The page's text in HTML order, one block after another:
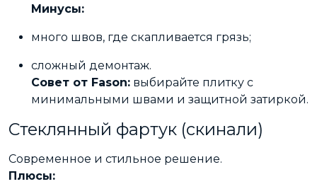
Минусы:
много швов, где скапливается грязь;
сложный демонтаж.
Совет от Fason: выбирайте плитку с
минимальными швами и защитной затиркой.
Стеклянный фартук (скинали)
Современное и стильное решение.
Плюсы: